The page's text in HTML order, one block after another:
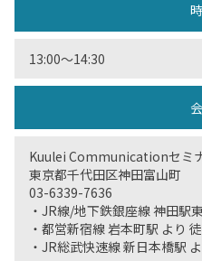
13:00〜14:30
Kuulei Communicationセミ
東京都千代田区神田富山町
03-6339-7636
・JR線/地下鉄銀座線 神田駅
・都営新宿線 岩本町駅 より
・JR総武快速線 新日本橋駅